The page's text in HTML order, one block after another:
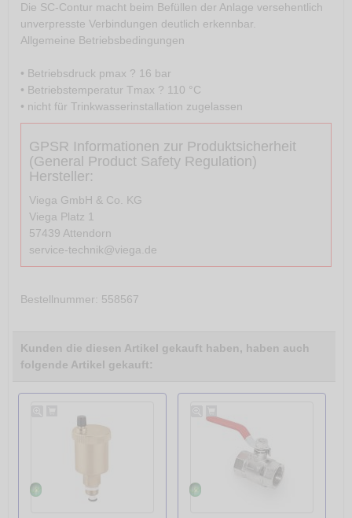
Die SC-Contur macht beim Befüllen der Anlage versehentlich
unverpresste Verbindungen deutlich erkennbar.
Allgemeine Betriebsbedingungen
• Betriebsdruck pmax ? 16 bar
• Betriebstemperatur Tmax ? 110 °C
• nicht für Trinkwasserinstallation zugelassen
GPSR Informationen zur Produktsicherheit
(General Product Safety Regulation)
Hersteller:
Viega GmbH & Co. KG
Viega Platz 1
57439 Attendorn
service-technik@viega.de
Bestellnummer: 558567
Kunden die diesen Artikel gekauft haben, haben auch
folgende Artikel gekauft: